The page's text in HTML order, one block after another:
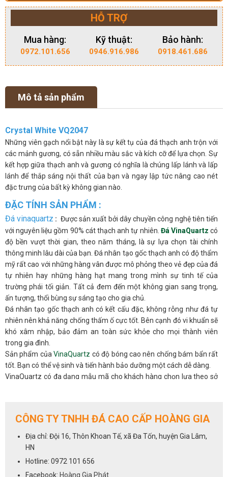
HỖ TRỢ
Mua hàng:
0972.101.656
Kỹ thuật:
0946.916.986
Bảo hành:
0918.461.686
Mô tả sản phẩm
Crystal White VQ2047
Những viên gạch nổi bật này là sự kết tụ của đá thạch anh trộn với
các mảnh gương, có sẵn nhiều màu sắc và kích cỡ để lựa chọn. Sự
kết hợp giữa thạch anh và gương có nghĩa là chúng lấp lánh và lấp
lánh để thắp sáng nội thất của bạn và ngay lập tức nâng cao nét
đặc trưng của bất kỳ không gian nào.
ĐẶC TÍNH SẢN PHẨM :
Đá vinaquartz : Được sản xuất bởi dây chuyền công nghệ tiên tiến
với nguyên liệu gồm 90% cát thạch anh tự nhiên. Đá VinaQuartz có
độ bền vượt thời gian, theo năm tháng, là sự lựa chọn tài chính
thông minh lâu dài của bạn. Đá nhân tạo gốc thạch anh có độ thẩm
mỹ rất cao với những hàng vân được mô phỏng theo vẻ đẹp của đá
tự nhiên hay những hàng hạt mang trong mình sự tinh tế của
trường phái tối giản. Tất cả đem đến một không gian sang trọng,
ấn tượng, thổi bùng sự sáng tạo cho gia chủ.
Đá nhân tạo gốc thạch anh có kết cấu đặc, không rỗng như đá tự
nhiên nên khả năng chống thấm ố cực tốt. Bên cạnh đó vi khuẩn sẽ
khó xâm nhập, bảo đảm an toàn sức khỏe cho mọi thành viên
trong gia đình.
Sản phẩm củaVinaQuartz có độ bóng cao nên chống bám bẩn rất
tốt. Bạn có thể vệ sinh và tiến hành bảo dưỡng một cách dễ dàng.
VinaQuartz có đa dạng mẫu mã cho khách hàng chọn lựa theo sở
Với những đặc tính siêu việt của dòng đá nhân tạo gốc thạch anh,
đá VinaQuartz chắc chắn sẽ là sự lựa chọn hàng đầu và uy tín dành
cho ngôi nhà của bạn,cho các hạng mục :
quầy ba bàn đảo ,đá lavabo
CÔNG TY TNHH ĐÁ CAO CẤP HOÀNG GIA
Địa chỉ: Đội 16, Thôn Khoan Tế, xã Đa Tốn, huyện Gia Lâm,
HN
Hotline: 0972 101 656
Facebook: Hoàng Gia Phát